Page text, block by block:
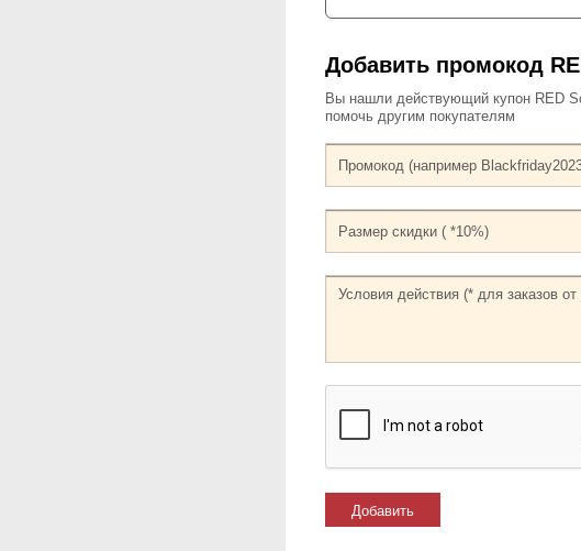
Добавить промокод
Вы нашли действующий купон RED
помочь другим покупателям
Добавить